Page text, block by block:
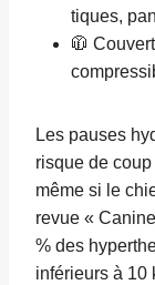
tiques,
🧥
Les pauses
risque de
même si le
revue «
% des
inférieurs à 10